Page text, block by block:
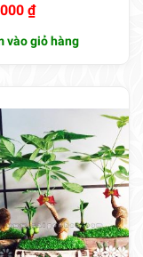
₫
vào giỏ hàng